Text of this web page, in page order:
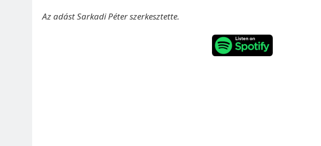
Az adást Sarkadi Péter szerkesztette.